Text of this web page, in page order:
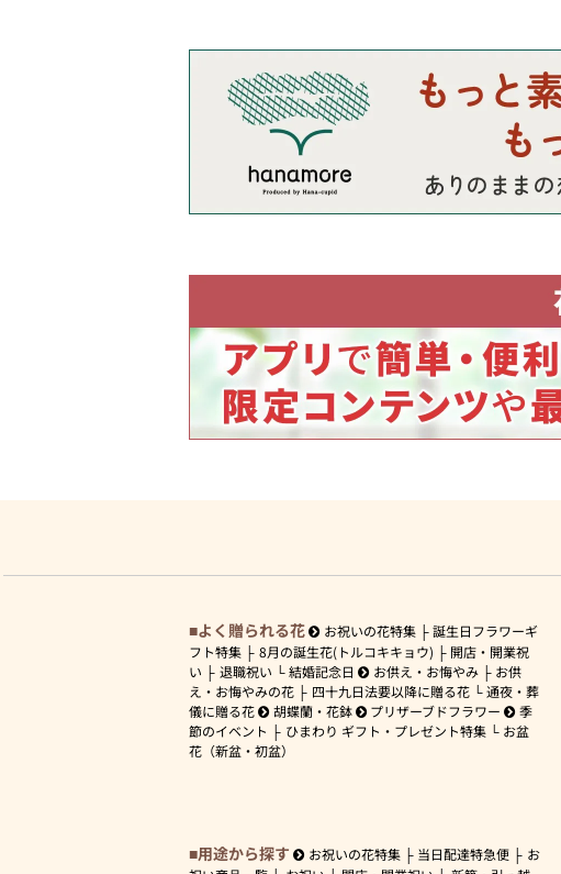
よく贈られる花 お祝いの花特集
誕生日フラワーギ
フト特集
8月の誕生花(トルコキキョウ)
開店・開業祝
い
退職祝い 結婚記念日 お供え・お悔やみ
お供
え・お悔やみの花
四十九日法要以降に贈る花
通夜・葬
儀に贈る花
胡蝶蘭・花鉢 プリザーブドフラワー
季
節のイベント
ひまわり ギフト・プレゼント特集
お盆
花（新盆・初盆）
用途から探す お祝いの花特集 当日配達特急便
お